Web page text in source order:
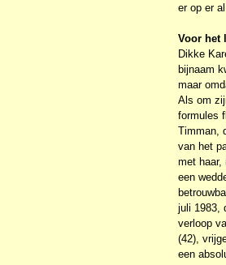
er op er
Voor het
Dikke
bijnaam
maar
Als om
formules
Timman,
van het
met haar,
een
juli 1983,
verloop
(42),
een